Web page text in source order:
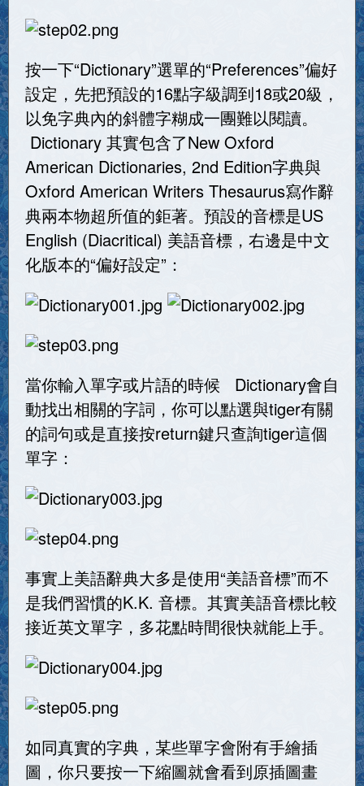
按一下“Dictionary”選單的“Preferences”偏好
設定，先把預設的16點字級調到18或20級，
以免字典內的斜體字糊成一團難以閱讀。
Dictionary 其實包含了New Oxford
American Dictionaries, 2nd Edition字典與
Oxford American Writers Thesaurus寫作辭
典兩本物超所值的鉅著。預設的音標是US
English (Diacritical) 美語音標，右邊是中文
化版本的“偏好設定”：
當你輸入單字或片語的時候 Dictionary會自
動找出相關的字詞，你可以點選與tiger有關
的詞句或是直接按return鍵只查詢tiger這個
單字：
事實上美語辭典大多是使用“美語音標”而不
是我們習慣的K.K. 音標。其實美語音標比較
接近英文單字，多花點時間很快就能上手。
如同真實的字典，某些單字會附有手繪插
圖，你只要按一下縮圖就會看到原插圖畫